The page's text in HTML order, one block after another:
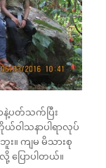
ပတ်သက်ပြီး
ယ်ဝါသနာပါရာလုပ်
။ ကျမ မိသားစု
ပြောပါတယ်။